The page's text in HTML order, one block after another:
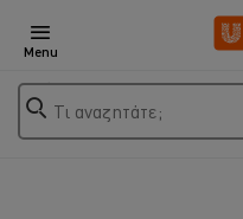
Menu
Τι αναζητάτε;